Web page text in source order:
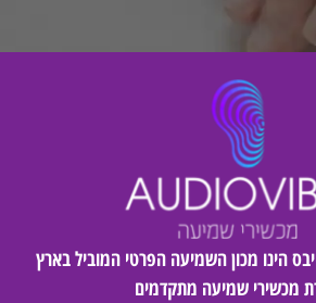
הינו מכון השמיעה הפרטי המוביל בארץ
מכשירי שמיעה מתקדמים